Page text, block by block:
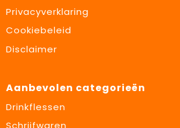
Privacyverklaring
Cookiebeleid
Disclaimer
Aanbevolen categorieën
Drinkflessen
Schrijfwaren